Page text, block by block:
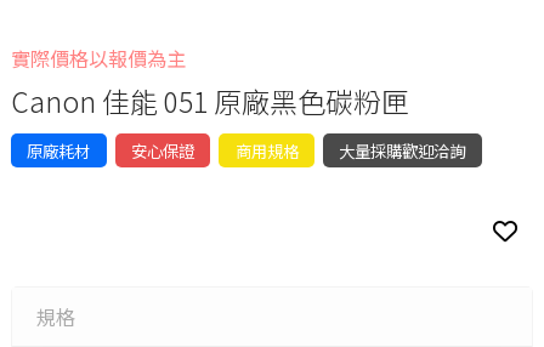
實際價格以報價為主
Canon 佳能 051 原廠黑色碳粉匣
原廠耗材 安心保證 商用規格 大量採購歡迎洽詢
規格